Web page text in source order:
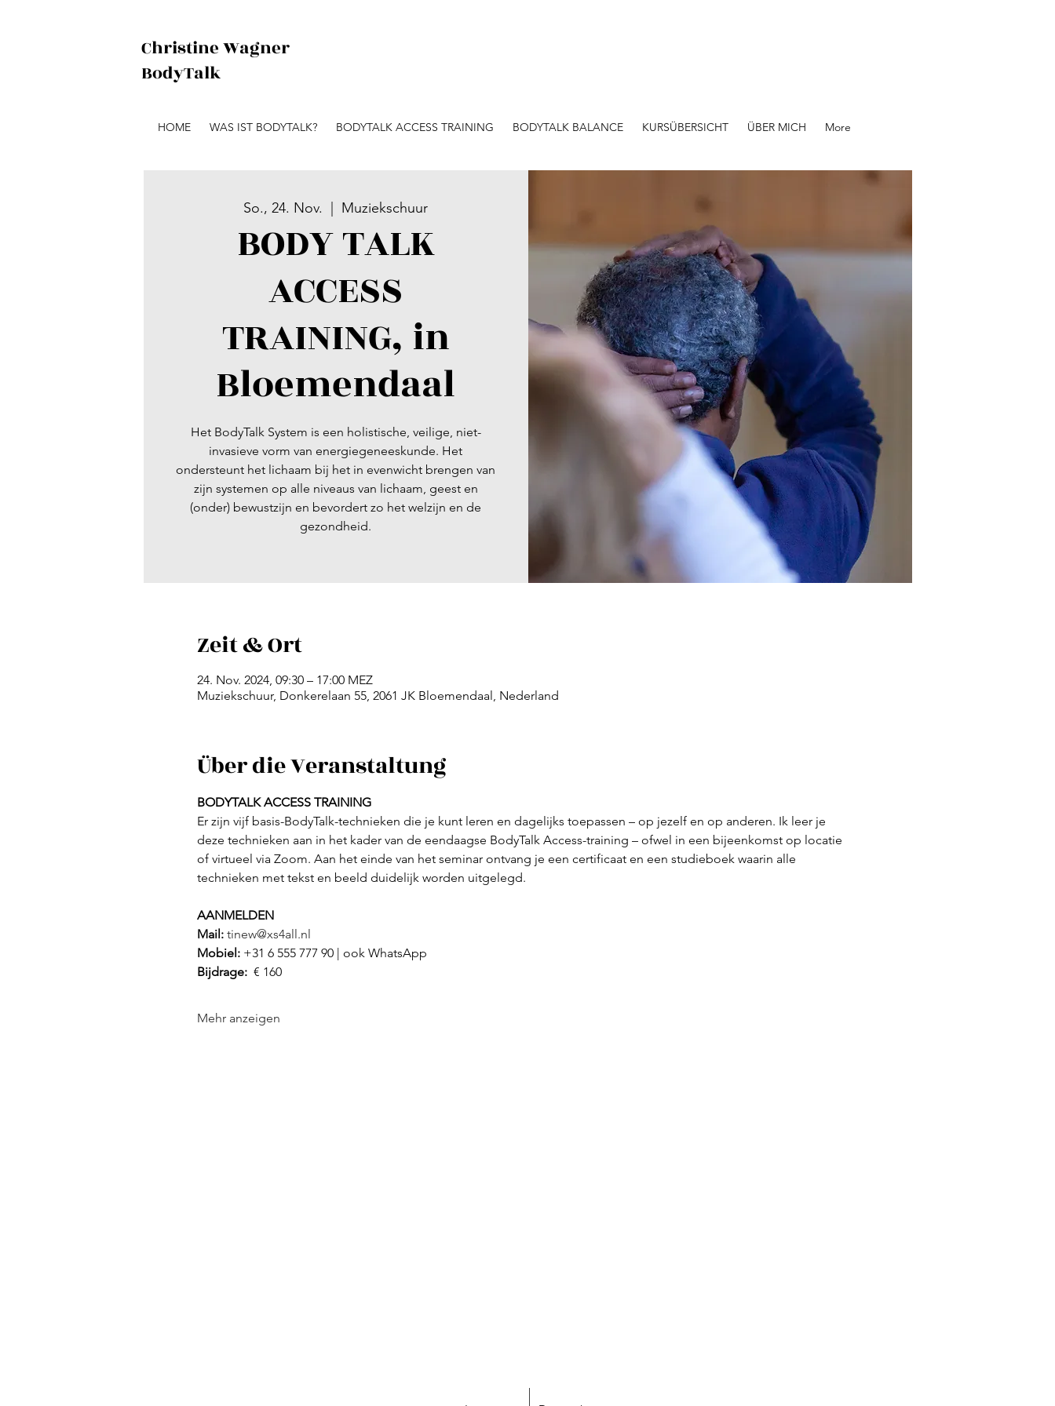
So., 24. Nov. Muziekschuur
BODY TALK
ACCESS
TRAINING, in
Bloemendaal
Het BodyTalk System is een holistische, veilige, niet-
invasieve vorm van energiegeneeskunde. Het
ondersteunt het lichaam bij het in evenwicht brengen van
zijn systemen op alle niveaus van lichaam, geest en
(onder) bewustzijn en bevordert zo het welzijn en de
gezondheid.
Zeit & Ort
24. Nov. 2024, 09:30 – 17:00 MEZ
Muziekschuur, Donkerelaan 55, 2061 JK Bloemendaal, Nederland
Über die Veranstaltung
BODYTALK ACCESS TRAINING
Er zijn vijf basis-BodyTalk-technieken die je kunt leren en dagelijks toepassen – op jezelf en op anderen. Ik leer je
deze technieken aan in het kader van de eendaagse BodyTalk Access-training – ofwel in een bijeenkomst op locatie
of virtueel via Zoom. Aan het einde van het seminar ontvang je een certificaat en een studieboek waarin alle
technieken met tekst en beeld duidelijk worden uitgelegd.
AANMELDEN
Mail: tinew@xs4all.nl
Mobiel: +31 6 555 777 90 | ook WhatsApp
Bijdrage: € 160
Mehr anzeigen
Christine Wagner
BodyTalk
HOME WAS IST BODYTALK? BODYTALK ACCESS TRAINING BODYTALK BALANCE KURSÜBERSICHT ÜBER MICH More